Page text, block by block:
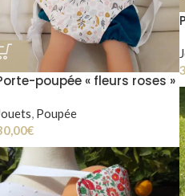
poupée « fleurs roses »
, Poupée
€